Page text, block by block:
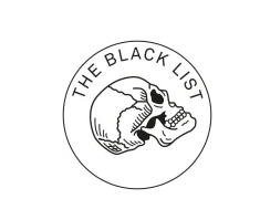
Skip
to
main
content